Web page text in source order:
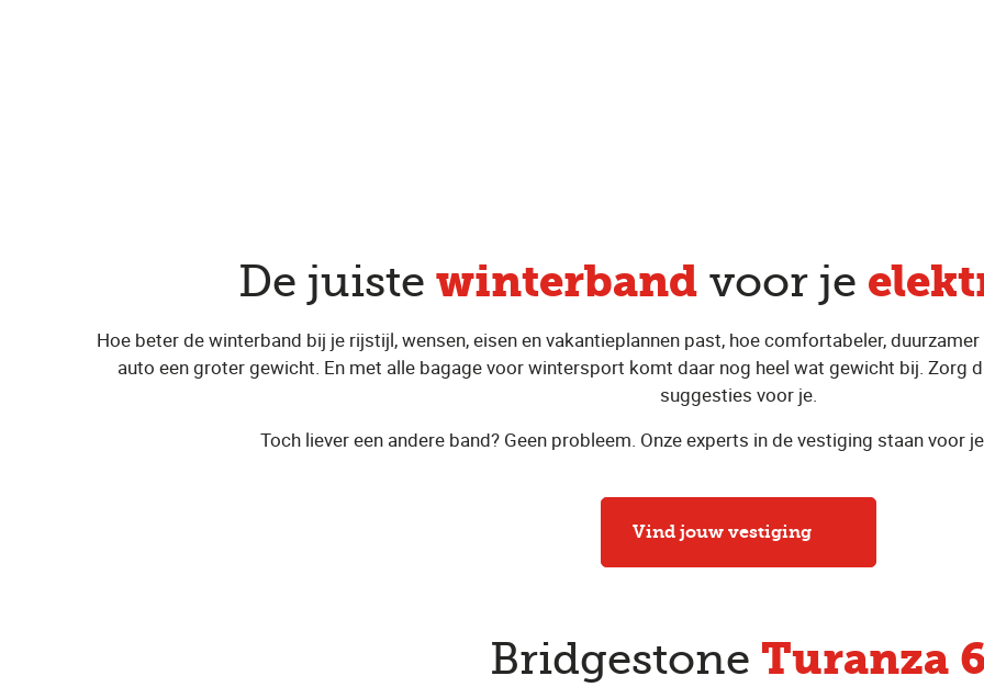
De juiste winterband voor je
Hoe beter de winterband bij je rijstijl, wensen, eisen en vakantieplannen past, hoe comfortabeler,
auto een groter gewicht. En met alle bagage voor wintersport komt daar nog heel wat gewicht bij. Zorg
suggesties voor je.
Toch liever een andere band? Geen probleem. Onze experts in de vestiging staan voor
Vind jouw vestiging
Bridgestone Turanza